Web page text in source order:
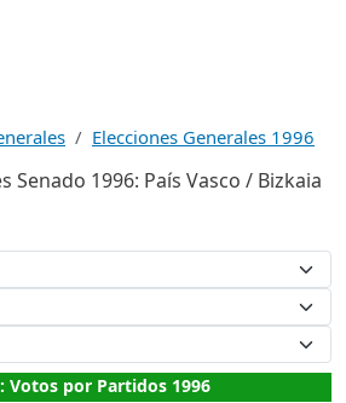
Elecciones Generales 1996
Senado 1996: País Vasco / Bizkaia
Votos por Partidos 1996